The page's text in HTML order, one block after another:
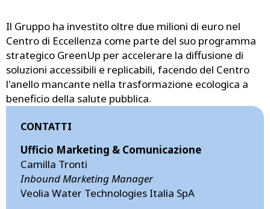
Il Gruppo ha investito oltre due milioni di euro nel
Centro di Eccellenza come parte del suo programma
strategico GreenUp per accelerare la diffusione di
soluzioni accessibili e replicabili, facendo del Centro
l'anello mancante nella trasformazione ecologica a
beneficio della salute pubblica.
CONTATTI
Ufficio Marketing & Comunicazione
Camilla Tronti
Inbound Marketing Manager
Veolia Water Technologies Italia SpA